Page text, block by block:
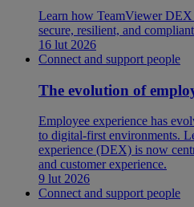
Learn how TeamViewer
secure, resilient, and
16 lut 2026
Connect and support people
The evolution of
Employee experience has
to digital-first environments.
experience (DEX) is now
and customer experience.
9 lut 2026
Connect and support people